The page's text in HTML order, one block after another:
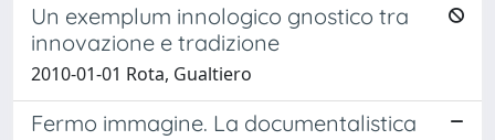
Un exemplum innologico gnostico tra
innovazione e tradizione
2010-01-01 Rota, Gualtiero
Fermo immagine. La documentalistica